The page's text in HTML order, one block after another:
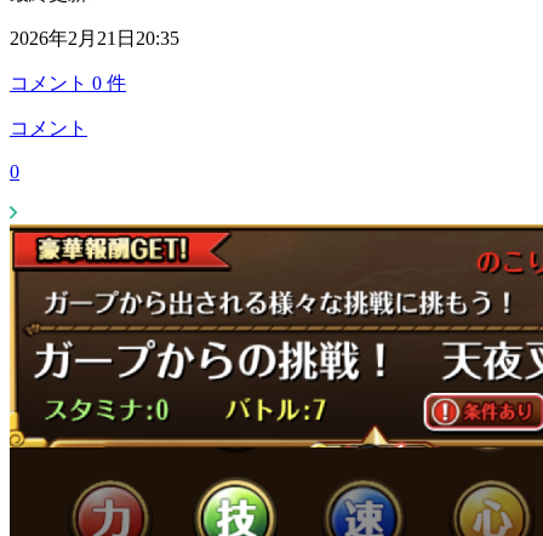
2026年2月21日20:35
コメント 0 件
コメント
0